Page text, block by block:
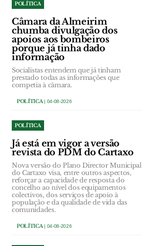
POLÍTICA
Câmara da Almeirim
chumba divulgação dos
apoios aos bombeiros
porque já tinha dado
informação
Socialistas entendem que já tinham
prestado todas as informações que
competia à câmara.
POLÍTICA| 04-08-2026
POLÍTICA
Já está em vigor a versão
revista do PDM do Cartaxo
Nova versão do Plano Director Municipal
do Cartaxo visa, entre outros aspectos,
reforçar a capacidade de resposta do
concelho ao nível dos equipamentos
colectivos, dos serviços de apoio à
população e da qualidade de vida das
comunidades.
POLÍTICA| 04-08-2026